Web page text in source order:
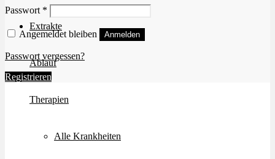
Extrakte
Ablauf
Therapien
Alle Krankheiten
Passwort * Erforderlich
Angemeldet bleiben Anmelden
Passwort vergessen?
Registrieren